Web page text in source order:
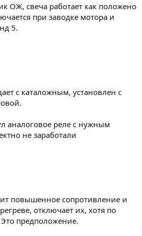
ОЖ, свеча работает как положено
при заводке мотора и
5.
с каталожным, установлен с
аналоговое реле с нужным
не заработали
повышенное сопротивление и
отключает их, хотя по
предположение.